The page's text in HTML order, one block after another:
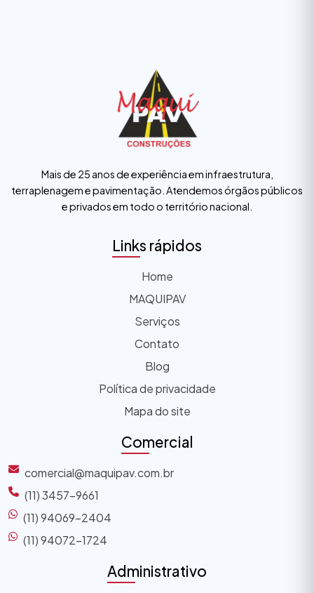
Mais de 25 anos de experiência em infraestrutura,
terraplenagem e pavimentação. Atendemos órgãos públicos
e privados em todo o território nacional.
Links rápidos
Home
MAQUIPAV
Serviços
Contato
Blog
Política de privacidade
Mapa do site
Comercial
comercial@maquipav.com.br
(11) 3457-9661
(11) 94069-2404
(11) 94072-1724
Administrativo